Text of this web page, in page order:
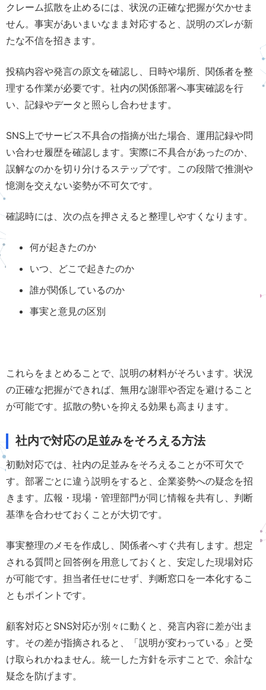
クレーム拡散を止めるには、状況の正確な把握が欠かせま
せん。事実があいまいなまま対応すると、説明のズレが新
たな不信を招きます。
投稿内容や発言の原文を確認し、日時や場所、関係者を整
理する作業が必要です。社内の関係部署へ事実確認を行
い、記録やデータと照らし合わせます。
SNS上でサービス不具合の指摘が出た場合、運用記録や問
い合わせ履歴を確認します。実際に不具合があったのか、
誤解なのかを切り分けるステップです。この段階で推測や
憶測を交えない姿勢が不可欠です。
確認時には、次の点を押さえると整理しやすくなります。
何が起きたのか
いつ、どこで起きたのか
誰が関係しているのか
事実と意見の区別
これらをまとめることで、説明の材料がそろいます。状況
の正確な把握ができれば、無用な謝罪や否定を避けること
が可能です。拡散の勢いを抑える効果も高まります。
社内で対応の足並みをそろえる方法
初動対応では、社内の足並みをそろえることが不可欠で
す。部署ごとに違う説明をすると、企業姿勢への疑念を招
きます。広報・現場・管理部門が同じ情報を共有し、判断
基準を合わせておくことが大切です。
事実整理のメモを作成し、関係者へすぐ共有します。想定
される質問と回答例を用意しておくと、安定した現場対応
が可能です。担当者任せにせず、判断窓口を一本化するこ
ともポイントです。
顧客対応とSNS対応が別々に動くと、発言内容に差が出ま
す。その差が指摘されると、「説明が変わっている」と受
け取られかねません。統一した方針を示すことで、余計な
疑念を防げます。